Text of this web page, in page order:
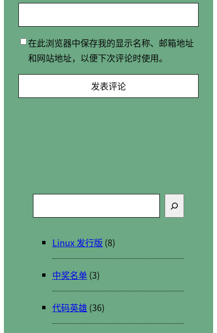
在此浏览器中保存我的显示名称、邮箱地址
和网站地址，以便下次评论时使用。
索
Linux 发行版 (8)
中奖名单 (3)
代码英雄 (36)